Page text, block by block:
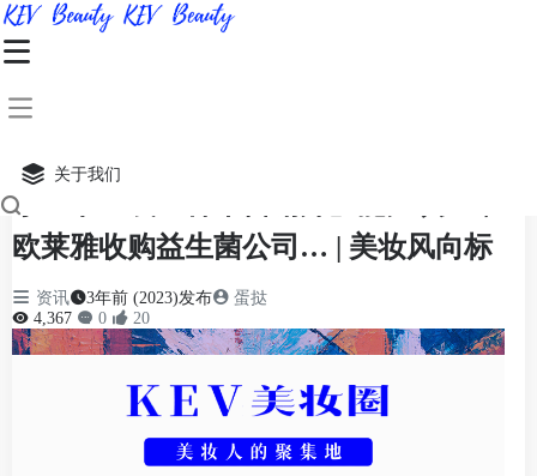
关于我们
线「种草营销师」能力认证；欧莱雅收购益生菌公司… | 美妆风向标
美妆圈一周热点：尔木萄控诉RT抄袭；
小红书上线「种草营销师」能力认证；
欧莱雅收购益生菌公司… | 美妆风向标
资讯 3年前 (2023)发布
蛋挞
4,367
0 20